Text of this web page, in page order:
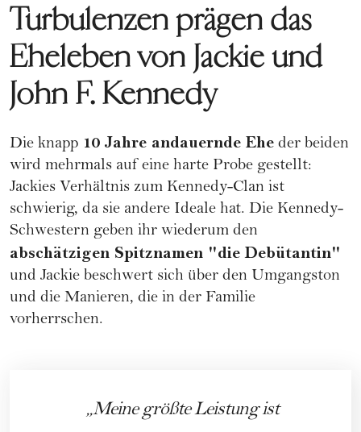
Turbulenzen prägen das
Eheleben von Jackie und
John F. Kennedy
Die knapp 10 Jahre andauernde Ehe der beiden
wird mehrmals auf eine harte Probe gestellt:
Jackies Verhältnis zum Kennedy-Clan ist
schwierig, da sie andere Ideale hat. Die Kennedy-
Schwestern geben ihr wiederum den
abschätzigen Spitznamen "die Debütantin"
und Jackie beschwert sich über den Umgangston
und die Manieren, die in der Familie
vorherrschen.
Meine größte Leistung ist